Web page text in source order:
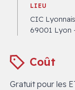
LIEU
CIC
69001 Lyon
Coût
Gratuit pour les